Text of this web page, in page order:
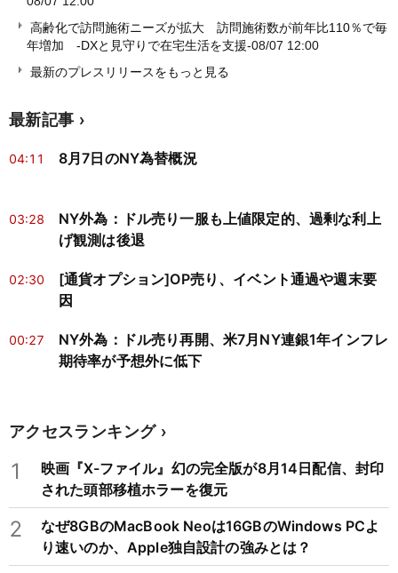
高齢化で訪問施術ニーズが拡大 訪問施術数が前年比110％で毎
年増加 -DXと見守りで在宅生活を支援-08/07 12:00
最新のプレスリリースをもっと見る
最新記事
04:11 8月7日のNY為替概況
03:28
NY外為：ドル売り一服も上値限定的、過剰な利上
げ観測は後退
02:30
[通貨オプション]OP売り、イベント通過や週末要
因
00:27
NY外為：ドル売り再開、米7月NY連銀1年インフレ
期待率が予想外に低下
アクセスランキング
1
映画『X-ファイル』幻の完全版が8月14日配信、封印
された頭部移植ホラーを復元
2
なぜ8GBのMacBook Neoは16GBのWindows PCよ
り速いのか、Apple独自設計の強みとは？